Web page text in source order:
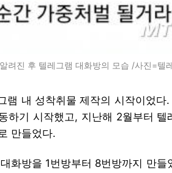
려진 후 텔레그램 대화방의 모습 /사진=텔
램 내 성착취물 제작의 시작이었다
하기 시작했고, 지난해 2월부터
만들었다.
화방을 1번방부터 8번방까지 만들